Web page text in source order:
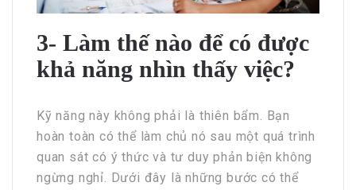
3- Làm thế nào để có được
khả năng nhìn thấy việc?
Kỹ năng này không phải là thiên bẩm. Bạn
hoàn toàn có thể làm chủ nó sau một quá trình
quan sát có ý thức và tư duy phản biện không
ngừng nghỉ. Dưới đây là những bước có thể